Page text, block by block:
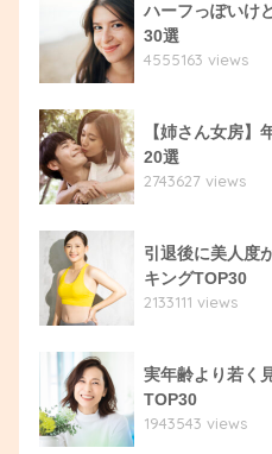
ハーフっぽいけ
30選
4555163 views
【姉さん女房】
20選
2743627 views
引退後に美人度
キングTOP30
2133111 views
実年齢より若く
TOP30
1943543 views